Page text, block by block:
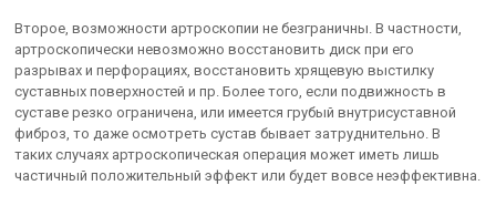
Второе, возможности артроскопии не безграничны. В частности,
артроскопически невозможно восстановить диск при его
разрывах и перфорациях, восстановить хрящевую выстилку
суставных поверхностей и пр. Более того, если подвижность в
суставе резко ограничена, или имеется грубый внутрисуставной
фиброз, то даже осмотреть сустав бывает затруднительно. В
таких случаях артроскопическая операция может иметь лишь
частичный положительный эффект или будет вовсе неэффективна.